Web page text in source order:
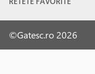
©Gatesc.ro 2026